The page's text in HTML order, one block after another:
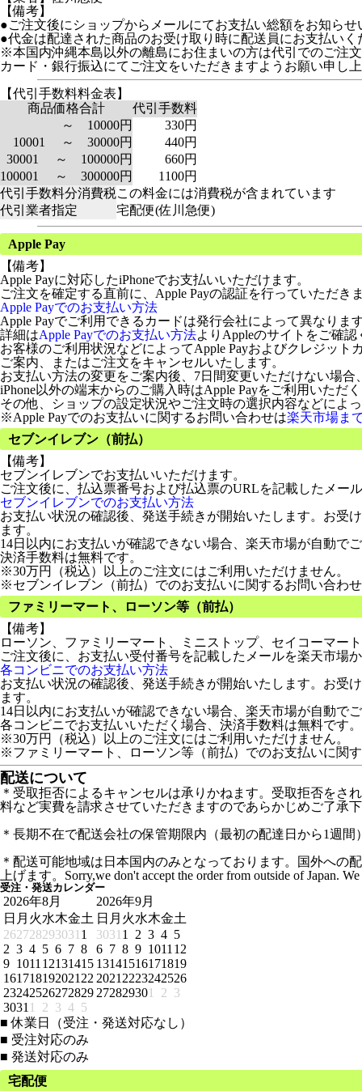
【備考】
●ご注文後にショップからメールにてお支払い総額をお知らせ
●代金は配達された商品のお受け取り時に配送員にお支払いく
※本国内沖縄本島以外の離島にお住まいの方は代引でのご注
カード・銀行振込にてご注文をいただきますようお願い申し
【代引手数料料金表】
商品価格合計
代引手数料
～ 10000円
330円
10001 ～ 30000円
440円
30001 ～ 100000円
660円
100001 ～ 300000円
1100円
代引手数料分消費税この料金には消費税が含まれています
代引業者指定
宅配便(佐川急便)
Apple Pay
【備考】
Apple Payに対応したiPhoneでお支払いいただけます。
ご注文を確定する直前に、Apple Payの認証を行っていただき
Apple Payでのお支払い方法
Apple Payでご利用できるカードは発行会社によって異なりま
詳細はApple Payでのお支払い方法よりAppleのサイトをご確認
お客様のご利用状況などによってApple Payおよびクレジッ
ご案内、またはご注文をキャンセルいたします。
お支払い方法の変更をご案内後、7日間変更いただけない場
iPhone以外の端末からのご購入時はApple Payをご利用いただ
その他、ショップの設定状況やご注文時の選択内容などによ
※Apple Payでのお支払いに関するお問い合わせは楽天市場ま
セブンイレブン（前払）
【備考】
セブンイレブンでお支払いいただけます。
ご注文後に、払込票番号および払込票のURLを記載したメー
セブンイレブンでのお支払い方法
お支払い状況の確認後、発送手続きが開始いたします。お受
ます。
14日以内にお支払いが確認できない場合、楽天市場が自動で
決済手数料は無料です。
※30万円（税込）以上のご注文にはご利用いただけません。
※セブンイレブン（前払）でのお支払いに関するお問い合わ
ファミリーマート、ローソン等（前払）
【備考】
ローソン、ファミリーマート、ミニストップ、セイコーマー
ご注文後に、お支払い受付番号を記載したメールを楽天市場
各コンビニでのお支払い方法
お支払い状況の確認後、発送手続きが開始いたします。お受
ます。
14日以内にお支払いが確認できない場合、楽天市場が自動で
各コンビニでお支払いいただく場合、決済手数料は無料です。
※30万円（税込）以上のご注文にはご利用いただけません。
※ファミリーマート、ローソン等（前払）でのお支払いに関
配送について
＊受取拒否によるキャンセルは承りかねます。受取拒否をさ
料など実費を請求させていただきますのであらかじめご了承
＊長期不在で配送会社の保管期限内（最初の配達日から1週
＊配送可能地域は日本国内のみとなっております。国外への
上げます。Sorry,we don't accept the order from outside of Japan.
受注・発送カレンダー
2026年8月
日 月 火水木金土
262728293031 1
2 3 4 5 6 7 8
9 1011 12131415
161718192021 22
23242526272829
3031 1 2 3 4 5
2026年9月
日 月 火水木金土
3031 1 2 3 4 5
6 7 8 9 1011 12
13141516171819
2021 2223242526
272829301 2 3
■ 休業日（受注・発送対応なし）
■ 受注対応のみ
■ 発送対応のみ
宅配便